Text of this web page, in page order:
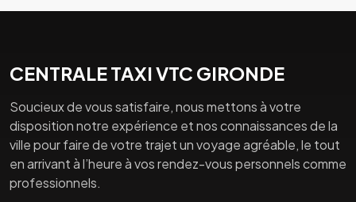
CENTRALE TAXI VTC GIRONDE
Soucieux de vous satisfaire, nous mettons à votre
disposition notre expérience et nos connaissances de la
ville pour faire de votre trajet un voyage agréable, le tout
en arrivant à l’heure à vos rendez-vous personnels comme
professionnels.